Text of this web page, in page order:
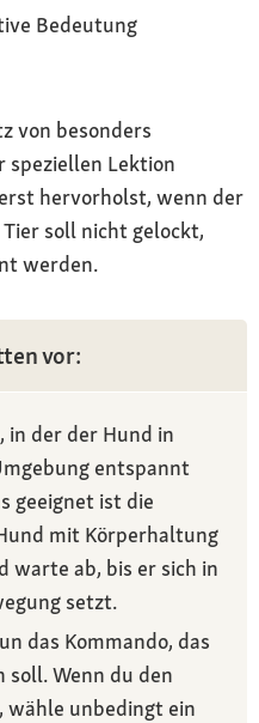
Bedeutung
von besonders
speziellen Lektion
hervorholst, wenn der
soll nicht gelockt,
werden.
vor:
in der der Hund in
entspannt
geeignet ist die
mit Körperhaltung
warte ab, bis er sich in
setzt.
das Kommando, das
Wenn du den
wähle unbedingt ein